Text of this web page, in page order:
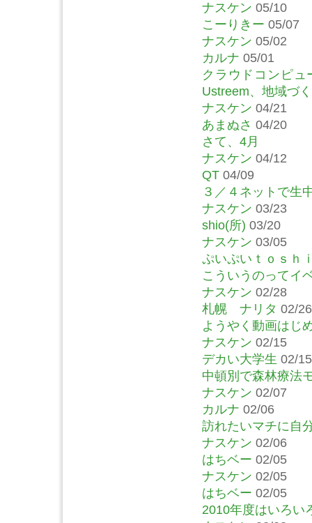
ナスケン 05/10
こーりきー 05/07
ナスケン 05/02
カルナ 05/01
クラウドコンピュ
Ustreem、地域づ
ナスケン 04/21
あまぬさ 04/20
さて、4月
ナスケン 04/12
QT 04/09
３／４ネットで生
ナスケン 03/23
shio(所) 03/20
ナスケン 03/05
ぷいぷいｔｏｓｈ
こういうのってイ
ナスケン 02/28
札幌 ナリタ 02/26
ようやく動画はじ
ナスケン 02/15
デカい大学生 02/15
中頓別で森林療法
ナスケン 02/07
カルナ 02/06
訪れたいマチに自
ナスケン 02/06
はちベー 02/05
ナスケン 02/05
はちベー 02/05
2010年度はいろい